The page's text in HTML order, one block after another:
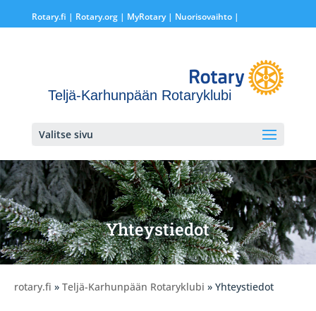
Rotary.fi | Rotary.org| MyRotary | Nuorisovaihto|
Teljä-Karhunpään Rotaryklubi
Valitse sivu
Yhteystiedot
rotary.fi » Teljä-Karhunpään Rotaryklubi » Yhteystiedot